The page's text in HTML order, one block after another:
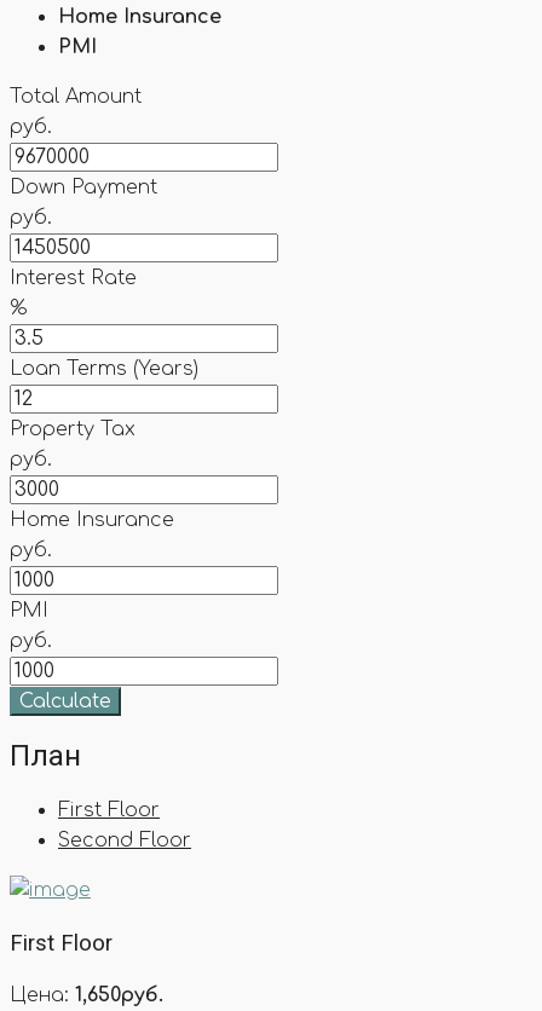
Home Insurance
PMI
Total Amount
руб.
Down Payment
руб.
Interest Rate
%
Loan Terms (Years)
Property Tax
руб.
Home Insurance
руб.
PMI
руб.
Calculate
План
First Floor
Second Floor
First Floor
Цена: 1,650руб.